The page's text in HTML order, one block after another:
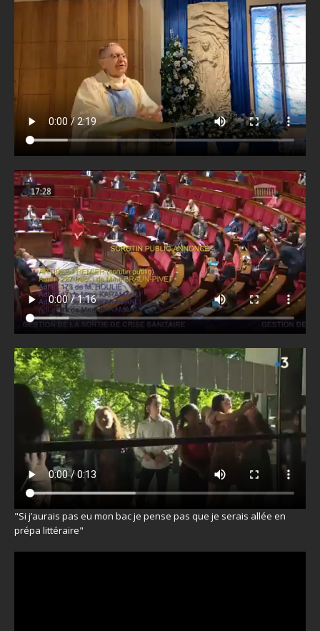
"Si j’aurais pas eu mon bac je pense pas que je serais allée en
prépa littéraire"